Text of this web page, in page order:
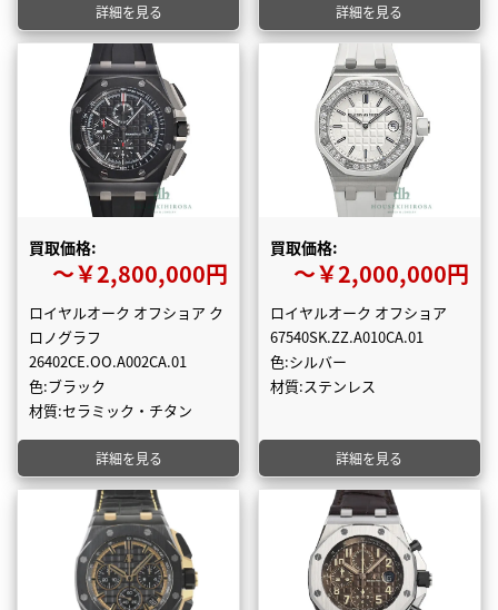
詳細を見る 詳細を見る
買取価格:
〜￥2,800,000円
ロイヤルオーク オフショア ク
ロノグラフ
26402CE.OO.A002CA.01
色:ブラック
材質:セラミック・チタン
詳細を見る
買取価格:
〜￥2,000,000円
ロイヤルオーク オフショア
67540SK.ZZ.A010CA.01
色:シルバー
材質:ステンレス
詳細を見る